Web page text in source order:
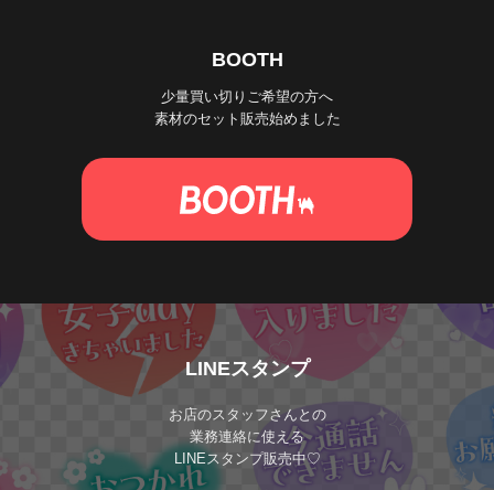
BOOTH
少量買い切りご希望の方へ
素材のセット販売始めました
LINEスタンプ
お店のスタッフさんとの
業務連絡に使える
LINEスタンプ販売中♡